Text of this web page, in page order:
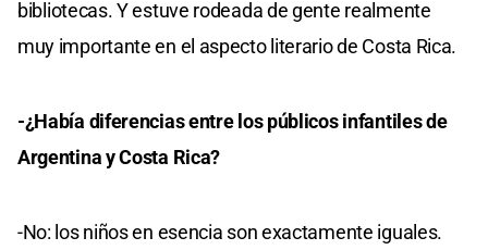
bibliotecas. Y estuve rodeada de gente realmente
muy importante en el aspecto literario de Costa Rica.
-¿Había diferencias entre los públicos infantiles de
Argentina y Costa Rica?
-No: los niños en esencia son exactamente iguales.